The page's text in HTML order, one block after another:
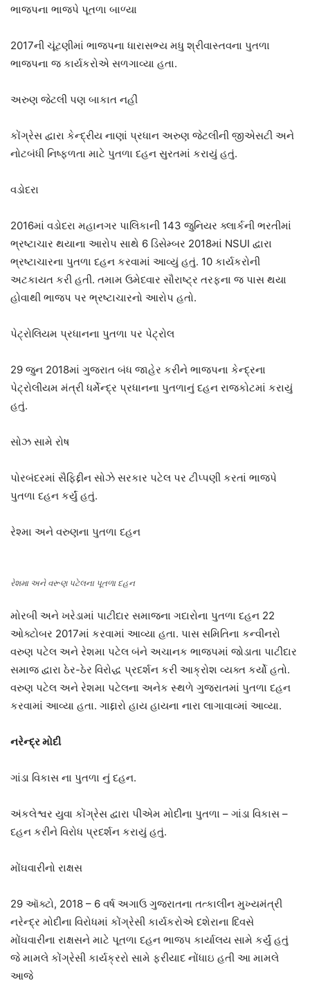
ભાજપના ભાજપે પૂતળા બાળ્યા
2017ની ચૂંટણીમાં ભાજપના ધારાસભ્ય મધુ શ્રીવાસ્તવના પુતળા
ભાજપના જ કાર્યકરોએ સળગાવ્યા હતા.
અરુણ જેટલી પણ બાકાત નહીં
કોંગ્રેસ દ્વારા કેન્દ્રીય નાણાં પ્રધાન અરુણ જેટલીની જીએસટી અને
નોટબંધી નિષ્ફળતા માટે પુતળા દહન સુરતમાં કરાયું હતું.
વડોદરા
2016માં વડોદરા મહાનગર પાલિકાની 143 જુનિયર ક્લાર્કની ભરતીમાં
ભ્રષ્ટાચાર થયાના આરોપ સાથે 6 ડિસેમ્બર 2018માં NSUI દ્વારા
ભ્રષ્ટાચારના પુતળા દહન કરવામાં આવ્યું હતું. 10 કાર્યકરોની
અટકાયત કરી હતી. તમામ ઉમેદવાર સૌરાષ્ટ્ર તરફના જ પાસ થયા
હોવાથી ભાજપ પર ભ્રષ્ટાચારનો આરોપ હતો.
પેટ્રોલિયમ પ્રધાનના પુતળા પર પેટ્રોલ
29 જુન 2018માં ગુજરાત બંધ જાહેર કરીને ભાજપના કેન્દ્રના
પેટ્રોલીયમ મંત્રી ધર્મેન્દ્ર પ્રધાનના પુતળાનું દહન રાજકોટમાં કરાયું
હતું.
સોઝ સામે રોષ
પોરબંદરમાં સૈફિદ્દીન સોઝે સરકાર પટેલ પર ટીપ્પણી કરતાં ભાજપે
પુતળા દહન કર્યું હતું.
રેશ્મા અને વરુણના પુતળા દહન
રેશમા અને વરૂણ પટેલના પૂતળા દહન
મોરબી અને ખરેડામાં પાટીદાર સમાજના ગદારોના પુતળા દહન 22
ઓક્ટોબર 2017માં કરવામાં આવ્યા હતા. પાસ સમિતિના કન્વીનરો
વરુણ પટેલ અને રેશમા પટેલ બંને અચાનક ભાજપમાં જોડાતા પાટીદાર
સમાજ દ્વારા ઠેર-ઠેર વિરોદ્ધ પ્રદર્શન કરી આક્રોશ વ્યક્ત કર્યો હતો.
વરુણ પટેલ અને રેશમા પટેલના અનેક સ્થળે ગુજરાતમાં પુતળા દહન
કરવામાં આવ્યા હતા. ગાદ્દારો હાય હાયના નારા લાગાવાવ્માં આવ્યા.
નરેન્દ્ર મોદી
ગાંડા વિકાસ ના પુતળા નું દહન.
અંકલેશ્વર યુવા કોંગ્રેસ દ્વારા પીએમ મોદીના પુતળા – ગાંડા વિકાસ –
દહન કરીને વિરોધ પ્રદર્શન કરાયું હતું.
મોંઘવારીનો રાક્ષસ
29 ઑક્ટો, 2018 – 6 વર્ષ અગાઉ ગુજરાતના તત્કાલીન મુખ્યમંત્રી
નરેન્દ્ર મોદીના વિરોધમાં કોંગ્રેસી કાર્યકરોએ દશેરાના દિવસે
મોંઘવારીના રાક્ષસને માટે પૂતળા દહન ભાજપ કાર્યાલય સામે કર્યું હતું
જે મામલે કોંગ્રેસી કાર્યક્રરો સામે ફરીયાદ નોંધાઇ હતી આ મામલે
આજે